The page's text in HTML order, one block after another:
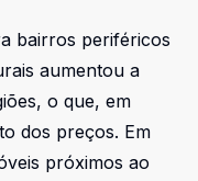
bairros periféricos
aumentou a
o que, em
dos preços. Em
próximos ao